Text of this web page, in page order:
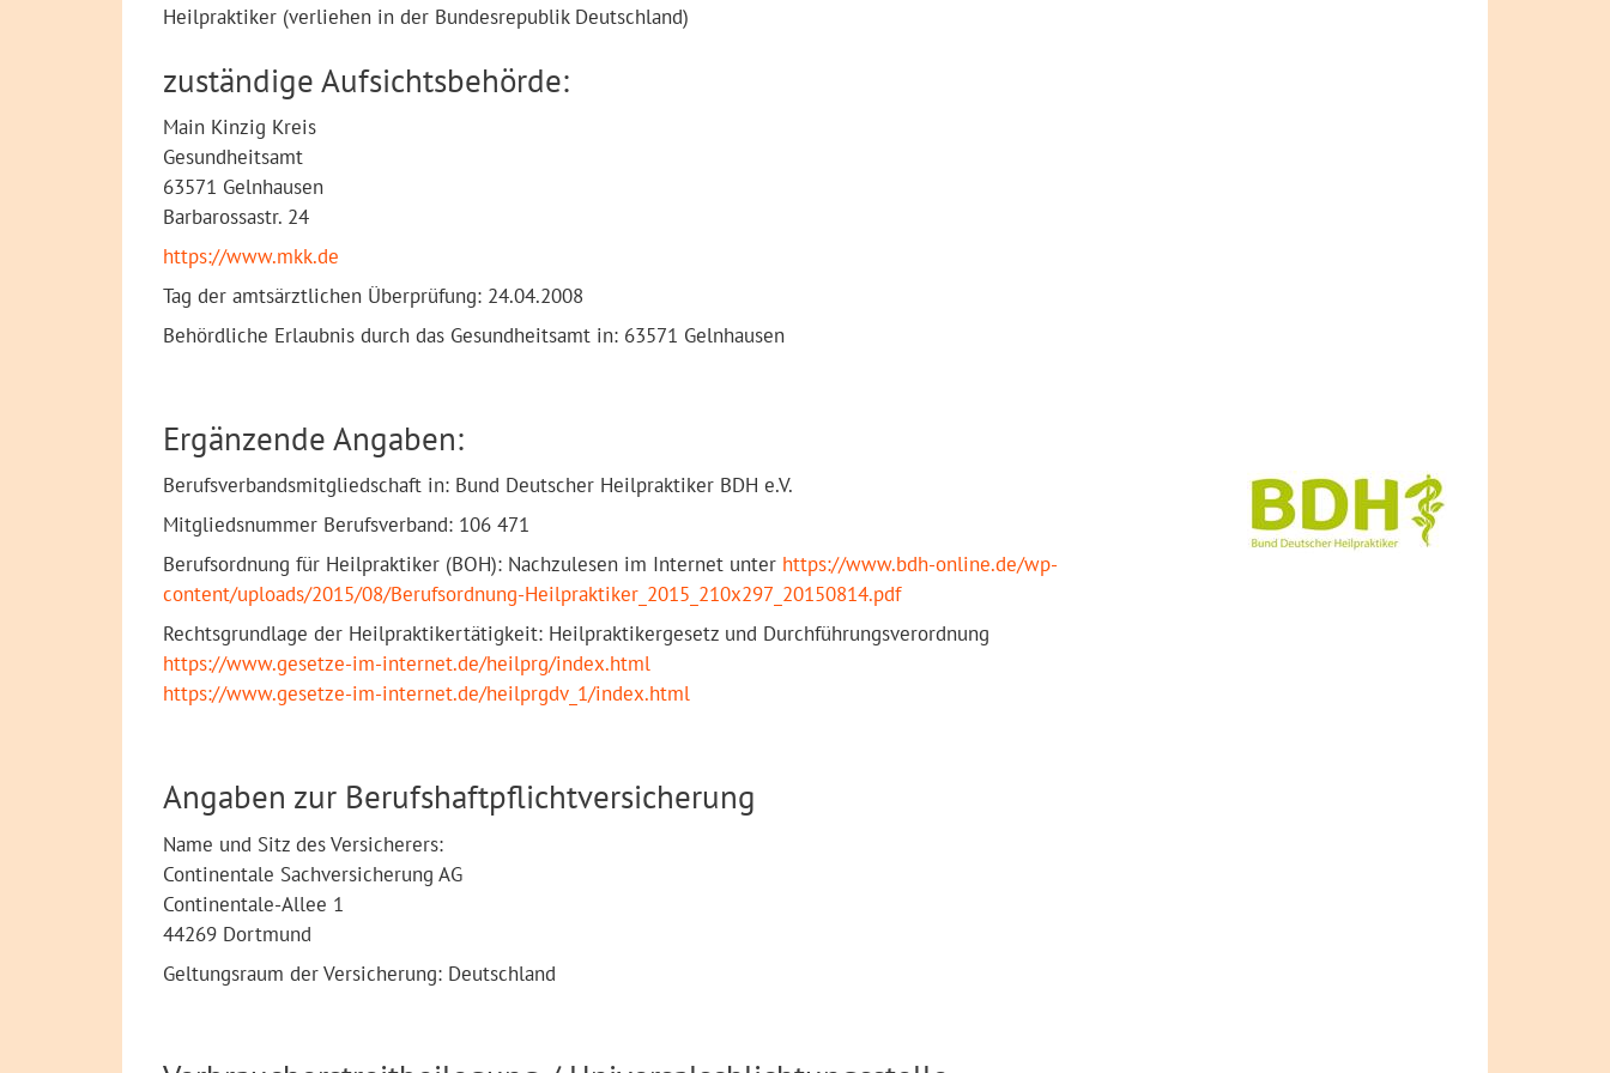
Heilpraktiker (verliehen in der Bundesrepublik Deutschland)
zuständige Aufsichtsbehörde:
Main Kinzig Kreis
Gesundheitsamt
63571 Gelnhausen
Barbarossastr. 24
https://www.mkk.de
Tag der amtsärztlichen Überprüfung: 24.04.2008
Behördliche Erlaubnis durch das Gesundheitsamt in: 63571 Gelnhausen
Ergänzende Angaben:
Berufsverbandsmitgliedschaft in: Bund Deutscher Heilpraktiker BDH e.V.
Mitgliedsnummer Berufsverband: 106 471
Berufsordnung für Heilpraktiker (BOH): Nachzulesen im Internet unter https://www.bdh-online.de/wp-
content/uploads/2015/08/Berufsordnung-Heilpraktiker_2015_210x297_20150814.pdf
Rechtsgrundlage der Heilpraktikertätigkeit: Heilpraktikergesetz und Durchführungsverordnung
https://www.gesetze-im-internet.de/heilprg/index.html
https://www.gesetze-im-internet.de/heilprgdv_1/index.html
Angaben zur Berufshaftpflichtversicherung
Name und Sitz des Versicherers:
Continentale Sachversicherung AG
Continentale-Allee 1
44269 Dortmund
Geltungsraum der Versicherung: Deutschland